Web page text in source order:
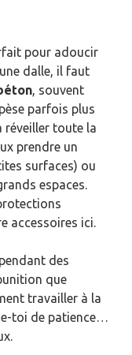
pour adoucir
dalle, il faut
, souvent
parfois plus
réveiller toute la
prendre un
surfaces) ou
espaces.
accessoires ici.
des
que
travailler à la
toi de patience…